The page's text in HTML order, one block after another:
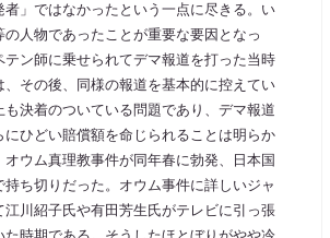
者」ではなかったという一点に尽きる。い
人物であったことが重要な要因となっ
テン師に乗せられてデマ報道を打った当時
、その後、同様の報道を基本的に控えてい
も決着のついている問題であり、デマ報道
にひどい賠償額を命じられることは明らか
オウム真理教事件が同年春に勃発、日本国
持ち切りだった。オウム事件に詳しいジャ
江川紹子氏や有田芳生氏がテレビに引っ張